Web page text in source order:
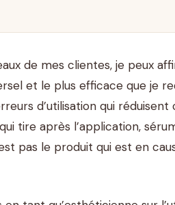
de mes clientes, je peux
et le plus efficace que je
d’utilisation qui
tire après l’application,
pas le produit qui est en